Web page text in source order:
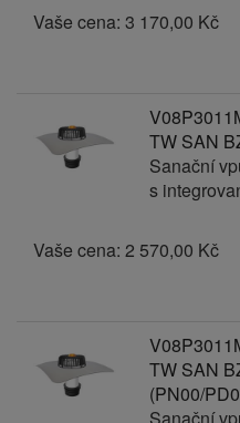
Vaše cena: 3 170,00 Kč
TW SAN
Sanační
s
Vaše cena: 2 570,00 Kč
TW SAN
(PN00/